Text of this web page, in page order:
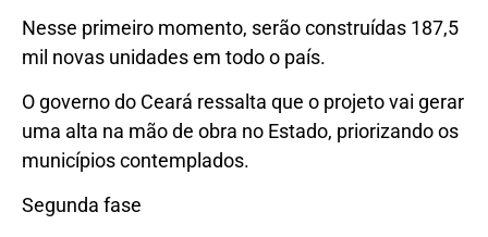
Nesse primeiro momento, serão construídas 187,5
mil novas unidades em todo o país.
O governo do Ceará ressalta que o projeto vai gerar
uma alta na mão de obra no Estado, priorizando os
municípios contemplados.
Segunda fase